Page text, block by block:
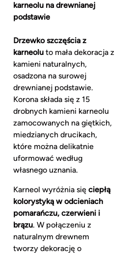
karneolu na drewnianej
podstawie
Drzewko szczęścia z
karneoluto mała dekoracja z
kamieni naturalnych,
osadzona na surowej
drewnianej podstawie.
Korona składa się z 15
drobnych kamieni karneolu
zamocowanych na giętkich,
miedzianych drucikach,
które można delikatnie
uformować według
własnego uznania.
Karneol wyróżnia się ciepłą
kolorystyką w odcieniach
pomarańczu, czerwieni i
brązu. W połączeniu z
naturalnym drewnem
tworzy dekorację o